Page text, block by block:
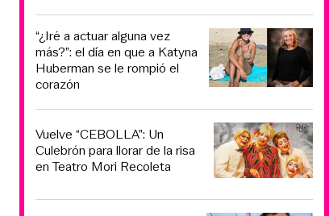
“¿Iré a actuar alguna vez
más?”: el día en que a Katyna
Huberman se le rompió el
corazón
Vuelve “CEBOLLA”: Un
Culebrón para llorar de la risa
en Teatro Mori Recoleta